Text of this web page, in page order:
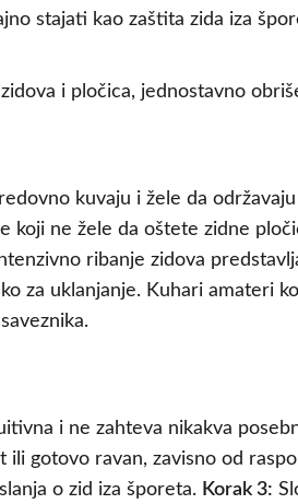
stajati kao zaštita zida iza
i pločica, jednostavno
kuvaju i žele da
koji ne žele da oštete zidne
ribanje zidova
za uklanjanje. Kuhari amateri
i ne zahteva nikakva
gotovo ravan, zavisno od
o zid iza šporeta. Korak 3: